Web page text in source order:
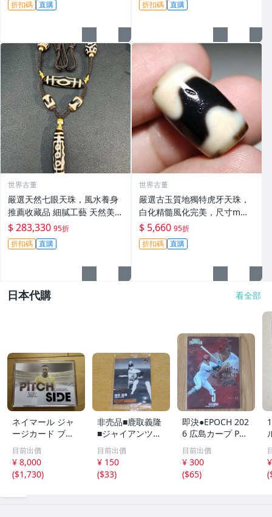
折扣碼 直購
天珠
折扣碼 直購
世界古董
嚴選天然七眼天珠，風水養身
推薦收藏品 細膩工藝 天然美石
七眼天珠 攝魂美飾 寧靜心靈
$ 283,330 95折
折扣碼 直購
世界古董
嚴選古玉質地獨特虎牙天珠，
白化精髓風化完美，尺寸mm
適合收藏/UI/UI收藏/UI收藏
$ 5,660 95折
折扣碼 直購
日本代購 看全部
ネイマール ジャ
ージカード ブラ
ジル
目前出價
¥ 8,000
($1,730)
非売品■鹿取義隆
■ジャイアンツOB
カード■2013 読
売巨人軍 球団配
布プレゼント・新
品未開封■読売ジ
目前出價
¥ 150
($33)
即決●EPOCH 202
6 広島カープ PRE
MIER EDITION
小園海斗 /50枚限
定 インサートカ
ード TIME TO SH
目前出價
¥ 300
($65)
(